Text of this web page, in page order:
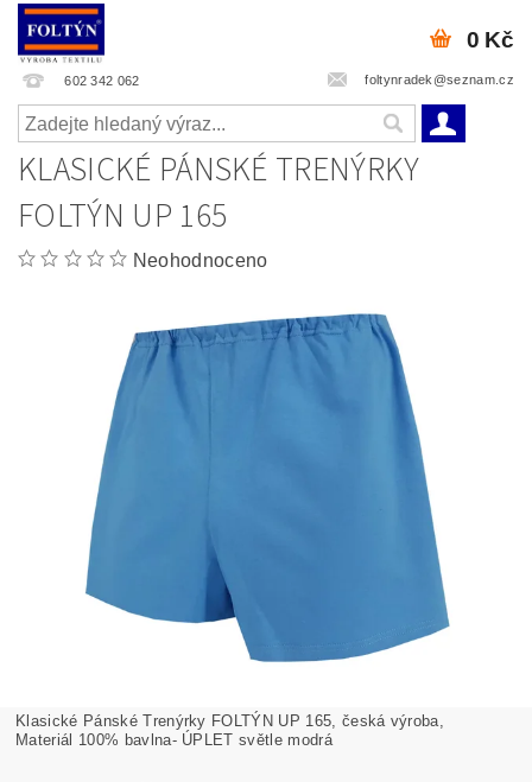
602 342 062 foltynradek@seznam.cz
0 Kč
KLASICKÉ PÁNSKÉ TRENÝRKY
FOLTÝN UP 165
Neohodnoceno
Klasické Pánské Trenýrky FOLTÝN UP 165, česká výroba,
Materiál 100% bavlna- ÚPLET světle modrá